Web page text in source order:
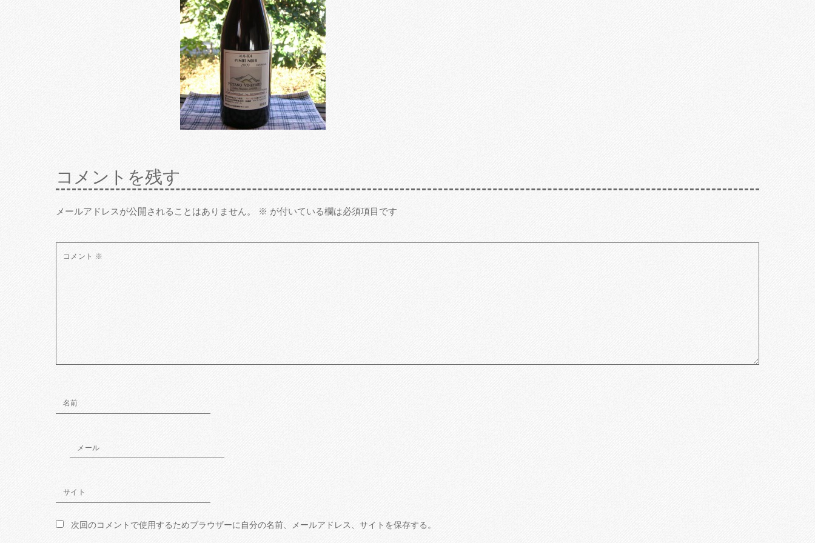
コメントを残す
メールアドレスが公開されることはありません。 ※ が付いている欄は必須項目です
コメント ※
名前
メール
サイト
次回のコメントで使用するためブラウザーに自分の名前、メールアドレス、サイトを保存する。